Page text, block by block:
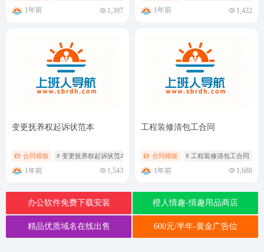
1年前 1,397 1年前 1,422
变更抚养权起诉状范本​
合同模板 # 变更抚养权起诉状范本​
1年前 1,543
工程装修清包工合同
合同模板 # 工程装修清包工合同
1年前 1,688
办公软件免费下载安装 橙人情趣-情趣用品商店
精品优质域名在线出售 600元/半年-黄金广告位